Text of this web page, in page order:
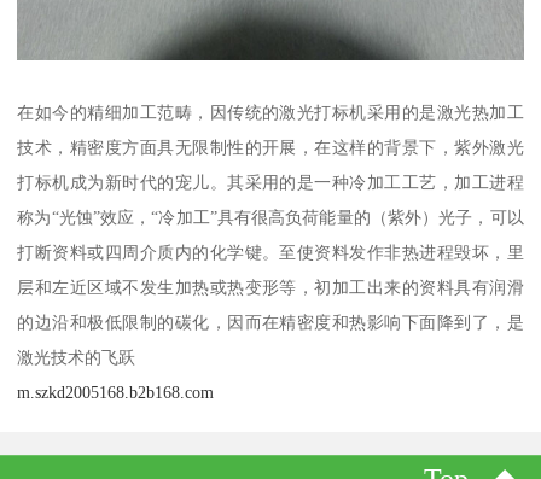
在如今的精细加工范畴，因传统的激光打标机采用的是激光热加工
技术，精密度方面具无限制性的开展，在这样的背景下，紫外激光
打标机成为新时代的宠儿。其采用的是一种冷加工工艺，加工进程
称为“光蚀”效应，“冷加工”具有很高负荷能量的（紫外）光子，可以
打断资料或四周介质内的化学键。至使资料发作非热进程毁坏，里
层和左近区域不发生加热或热变形等，初加工出来的资料具有润滑
的边沿和极低限制的碳化，因而在精密度和热影响下面降到了，是
激光技术的飞跃
m.szkd2005168.b2b168.com